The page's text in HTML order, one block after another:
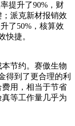
提升了90%，财
派克新材报销效
了50%，核算效
快捷。
节约。赛傲生物
得到了更合理的利
用，相当于节省
等工作量几乎为